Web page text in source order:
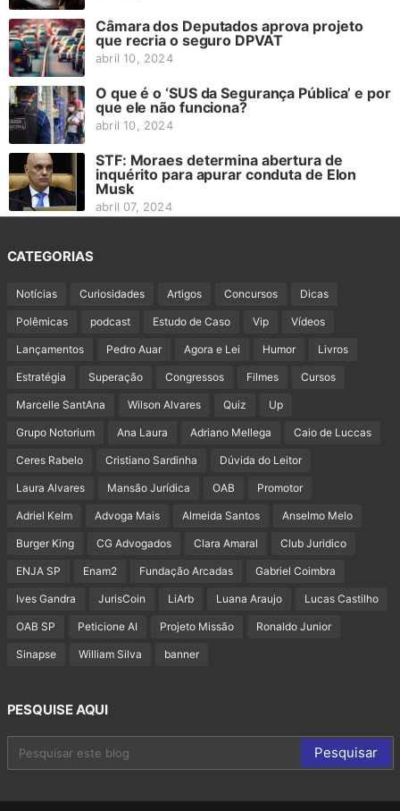
Câmara dos Deputados aprova projeto
que recria o seguro DPVAT
abril 10, 2024
O que é o ‘SUS da Segurança Pública’ e por
que ele não funciona?
abril 10, 2024
STF: Moraes determina abertura de
inquérito para apurar conduta de Elon
Musk
abril 07, 2024
CATEGORIAS
Notícias Curiosidades Artigos Concursos Dicas
Polêmicas podcast Estudo de Caso Vip Vídeos
Lançamentos Pedro Auar Agora e Lei Humor Livros
Estratégia Superação Congressos Filmes Cursos
Marcelle SantAna Wilson Alvares Quiz Up
Grupo Notorium Ana Laura Adriano Mellega Caio de Luccas
Ceres Rabelo Cristiano Sardinha Dúvida do Leitor
Laura Alvares Mansão Jurídica OAB Promotor
Adriel Kelm Advoga Mais Almeida Santos Anselmo Melo
Burger King CG Advogados Clara Amaral Club Juridico
ENJA SP Enam2 Fundação Arcadas Gabriel Coimbra
Ives Gandra JurisCoin LiArb Luana Araujo Lucas Castilho
OAB SP Peticione AI Projeto Missão Ronaldo Junior
Sinapse William Silva banner
PESQUISE AQUI